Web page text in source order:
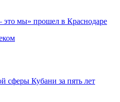
мы» прошел в Краснодаре
сферы Кубани за пять лет